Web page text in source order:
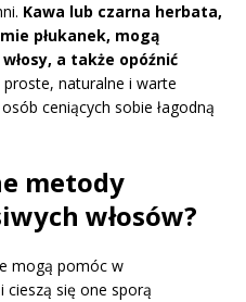
Kawa lub czarna herbata,
płukanek, mogą
a także opóźnić
proste, naturalne i warte
ceniących sobie łagodną
metody
włosów?
mogą pomóc w
cieszą się one sporą